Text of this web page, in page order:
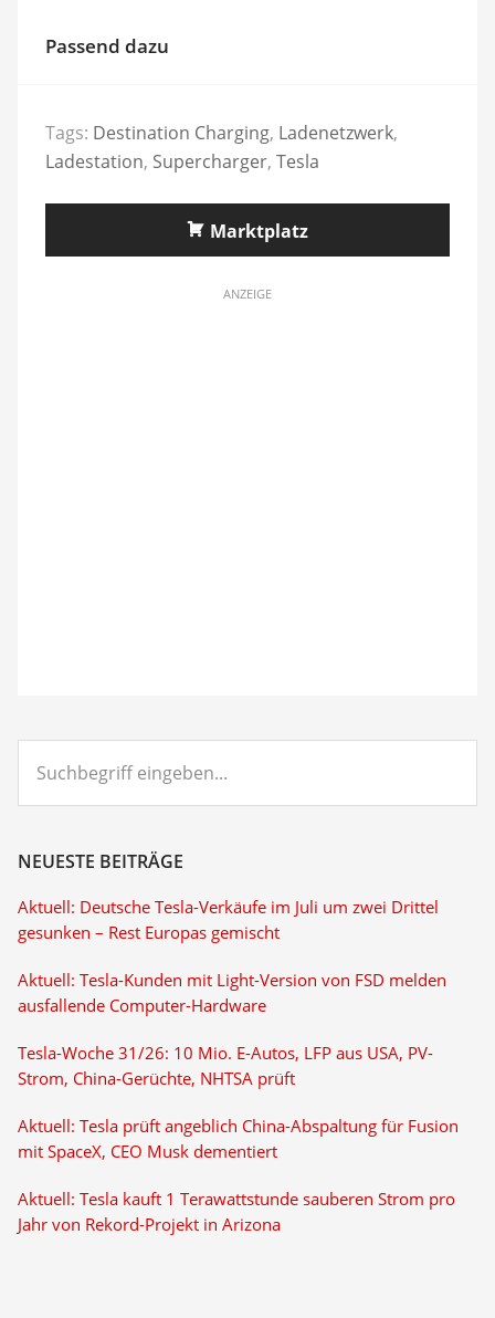
Passend dazu
Tags: Destination Charging, Ladenetzwerk,
Ladestation, Supercharger, Tesla
Marktplatz
ANZEIGE
eingeben...
NEUESTE BEITRÄGE
Aktuell: Deutsche Tesla-Verkäufe im Juli um zwei Drittel
gesunken – Rest Europas gemischt
Aktuell: Tesla-Kunden mit Light-Version von FSD melden
ausfallende Computer-Hardware
Tesla-Woche 31/26: 10 Mio. E-Autos, LFP aus USA, PV-
Strom, China-Gerüchte, NHTSA prüft
Aktuell: Tesla prüft angeblich China-Abspaltung für Fusion
mit SpaceX, CEO Musk dementiert
Aktuell: Tesla kauft 1 Terawattstunde sauberen Strom pro
Jahr von Rekord-Projekt in Arizona